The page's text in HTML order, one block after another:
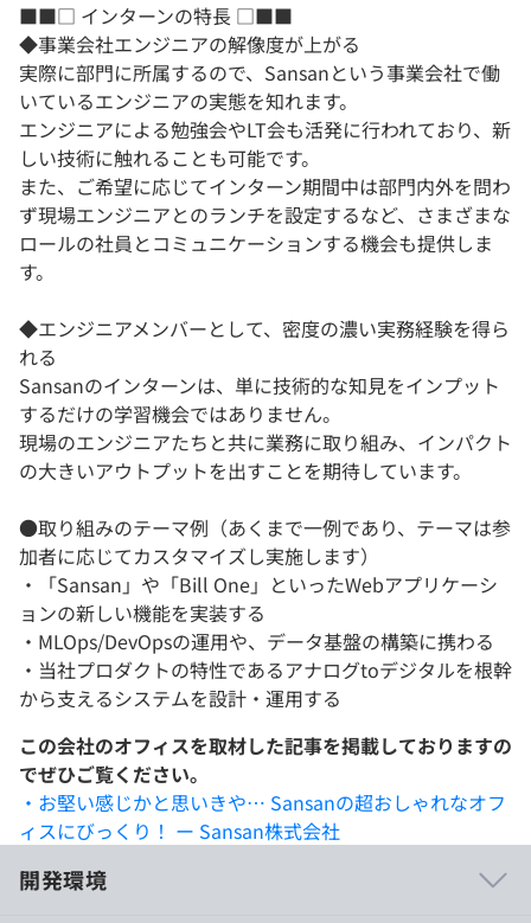
■■□ インターンの特長 □■■
◆事業会社エンジニアの解像度が上がる
実際に部門に所属するので、Sansanという事業会社で働
いているエンジニアの実態を知れます。
エンジニアによる勉強会やLT会も活発に行われており、新
しい技術に触れることも可能です。
また、ご希望に応じてインターン期間中は部門内外を問わ
ず現場エンジニアとのランチを設定するなど、さまざまな
ロールの社員とコミュニケーションする機会も提供しま
す。
◆エンジニアメンバーとして、密度の濃い実務経験を得ら
れる
Sansanのインターンは、単に技術的な知見をインプット
するだけの学習機会ではありません。
現場のエンジニアたちと共に業務に取り組み、インパクト
の大きいアウトプットを出すことを期待しています。
●取り組みのテーマ例（あくまで一例であり、テーマは参
加者に応じてカスタマイズし実施します）
・「Sansan」や「Bill One」といったWebアプリケーシ
ョンの新しい機能を実装する
・MLOps/DevOpsの運用や、データ基盤の構築に携わる
・当社プロダクトの特性であるアナログtoデジタルを根幹
から支えるシステムを設計・運用する
この会社のオフィスを取材した記事を掲載しておりますの
でぜひご覧ください。
・お堅い感じかと思いきや… Sansanの超おしゃれなオフ
ィスにびっくり！ ー Sansan株式会社
開発環境